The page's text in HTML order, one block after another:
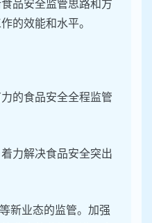
品安全监管思路和方
的效能和水平。
力的食品安全全程监管
力解决食品安全突出
新业态的监管。加强